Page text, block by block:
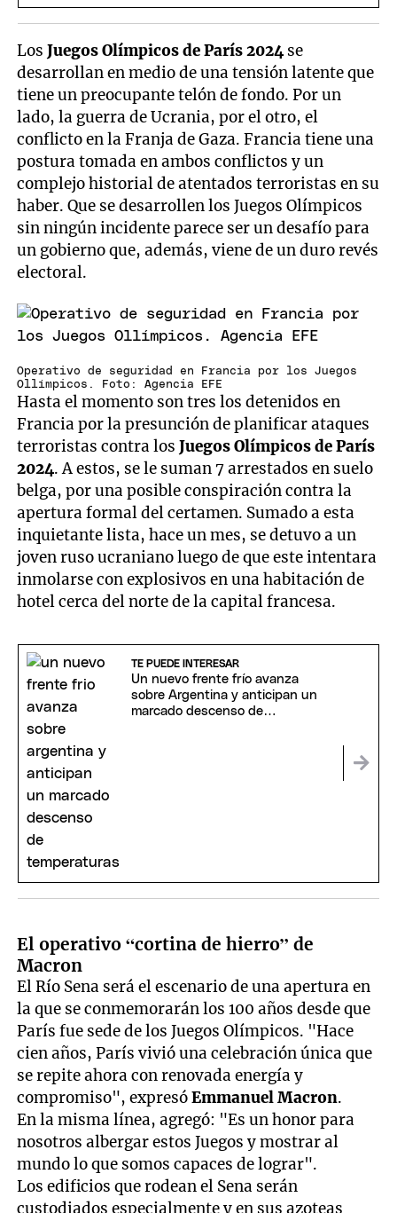
LosJuegos Olímpicos de París 2024 se
desarrollan en medio de una tensión latente que
tiene un preocupante telón de fondo. Por un
lado, la guerra de Ucrania, por el otro, el
conflicto en la Franja de Gaza. Francia tiene una
postura tomada en ambos conflictos y un
complejo historial de atentados terroristas en su
haber. Que se desarrollen los Juegos Olímpicos
sin ningún incidente parece ser un desafío para
un gobierno que, además, viene de un duro revés
electoral.
Operativo de seguridad en Francia por los Juegos
Ollímpicos. Foto: Agencia EFE
Hasta el momento son tres los detenidos en
Francia por la presunción de planificar ataques
terroristas contra losJuegos Olímpicos de París
2024. A estos, se le suman 7 arrestados en suelo
belga, por una posible conspiración contra la
apertura formal del certamen. Sumado a esta
inquietante lista, hace un mes, se detuvo a un
joven ruso ucraniano luego de que este intentara
inmolarse con explosivos en una habitación de
hotel cerca del norte de la capital francesa.
TE PUEDE INTERESAR
Un nuevo frente frío avanza
sobre Argentina y anticipan un
marcado descenso de
El operativo “cortina de hierro” de
Macron
El Río Sena será el escenario de una apertura en
la que se conmemorarán los 100 años desde que
París fue sede de los Juegos Olímpicos. "Hace
cien años, París vivió una celebración única que
se repite ahora con renovada energía y
compromiso", expresóEmmanuel Macron.
En la misma línea, agregó: "Es un honor para
nosotros albergar estos Juegos y mostrar al
mundo lo que somos capaces de lograr".
Los edificios que rodean el Sena serán
custodiados especialmente y en sus azoteas